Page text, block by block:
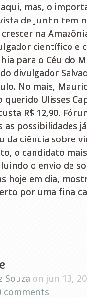
mas, o
de Junho tem
na
científico e
para o Céu do
divulgador
No mais,
Ulisses
R$ 12,90.
as possibilidades
da ciência sobre
o candidato
o envio de
hoje em dia,
por uma fina
Souza on jun 13,
comments